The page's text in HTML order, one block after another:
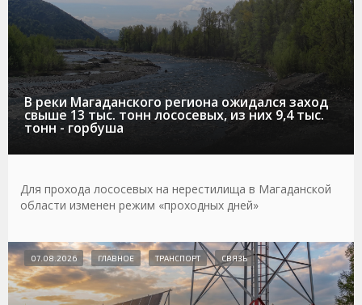
В реки Магаданского региона ожидался заход
свыше 13 тыс. тонн лососевых, из них 9,4 тыс.
тонн - горбуша
Для прохода лососевых на нерестилища в Магаданской
области изменен режим «проходных дней»
07.08.2026 ГЛАВНОЕ ТРАНСПОРТ СВЯЗЬ